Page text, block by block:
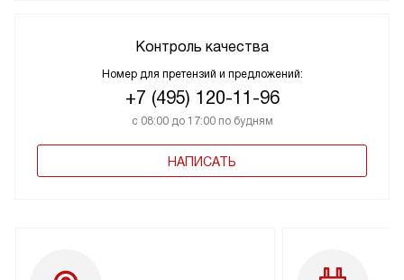
Контроль качества
Номер для претензий и предложений:
+7 (495) 120-11-96
с 08:00 до 17:00 по будням
НАПИСАТЬ